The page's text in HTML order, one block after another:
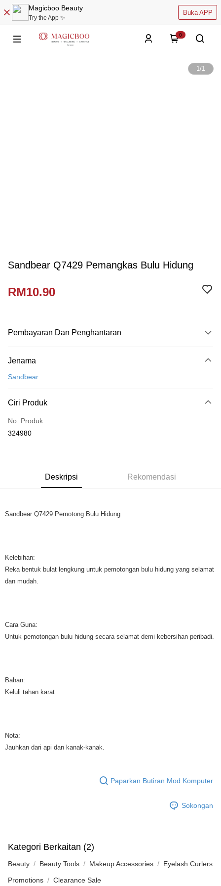
Magicboo Beauty
Try the App ✨
Buka APP
0
1/1
Sandbear Q7429 Pemangkas Bulu Hidung
RM10.90
Pembayaran Dan Penghantaran
Kad Kredit
Hanya menyokong Maybank, CIMB Bank, Public Bank, RHB Bank, Hong
Boost
Pilihan Penghantaran
Rumah penghantaran
Jenama
Sandbear
Ciri Produk
No. Produk
324980
Deskripsi Rekomendasi
Sandbear Q7429 Pemotong Bulu Hidung
Kelebihan:
Reka bentuk bulat lengkung untuk pemotongan bulu hidung yang selamat
dan mudah.
Cara Guna:
Untuk pemotongan bulu hidung secara selamat demi kebersihan peribadi.
Bahan:
Keluli tahan karat
Nota:
Jauhkan dari api dan kanak-kanak.
Paparkan Butiran Mod Komputer
Sokongan
Kategori Berkaitan (2)
Beauty Beauty Tools Makeup Accessories Eyelash Curlers
Promotions Clearance Sale